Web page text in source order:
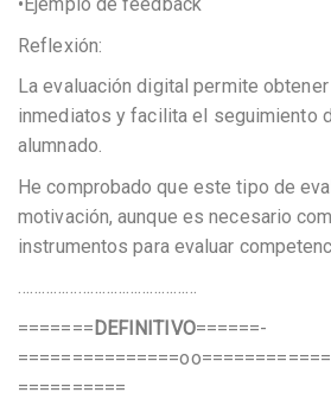
Reflexión:
La evaluación digital permite
inmediatos y facilita el seguimiento
alumnado.
He comprobado que este tipo de
motivación, aunque es necesario
instrumentos para evaluar
………………………………………
======= DEFINITIVO======-
==========